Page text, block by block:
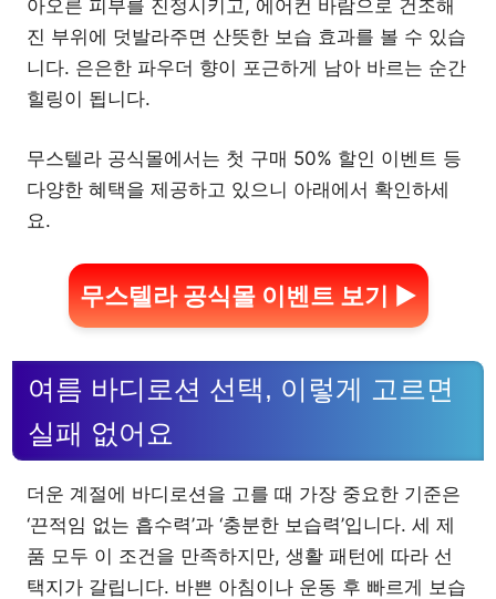
아오른 피부를 진정시키고, 에어컨 바람으로 건조해
진 부위에 덧발라주면 산뜻한 보습 효과를 볼 수 있습
니다. 은은한 파우더 향이 포근하게 남아 바르는 순간
힐링이 됩니다.
무스텔라 공식몰에서는 첫 구매 50% 할인 이벤트 등
다양한 혜택을 제공하고 있으니 아래에서 확인하세
요.
무스텔라 공식몰 이벤트 보기 ▶
여름 바디로션 선택, 이렇게 고르면
실패 없어요
더운 계절에 바디로션을 고를 때 가장 중요한 기준은
‘끈적임 없는 흡수력’과 ‘충분한 보습력’입니다. 세 제
품 모두 이 조건을 만족하지만, 생활 패턴에 따라 선
택지가 갈립니다. 바쁜 아침이나 운동 후 빠르게 보습